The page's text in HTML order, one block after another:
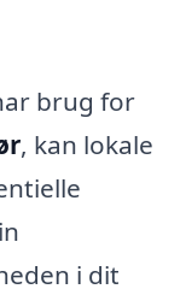
brug for
, kan lokale
i dit